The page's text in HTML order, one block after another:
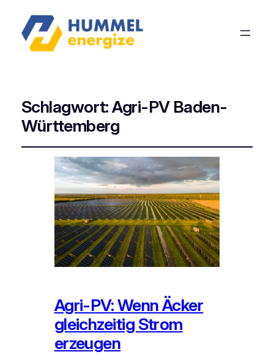
Schlagwort:Agri-PV Baden-
Württemberg
Agri-PV: Wenn Äcker
gleichzeitig Strom
erzeugen